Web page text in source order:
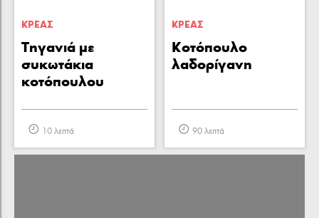
ΚΡΕΑΣ
Τηγανιά με
συκωτάκια
κοτόπουλου
10 λεπτά
ΚΡΕΑΣ
Κοτόπουλο
λαδορίγανη
90 λεπτά